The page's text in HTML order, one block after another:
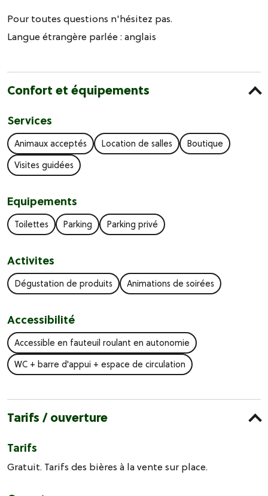
Pour toutes questions n'hésitez pas.
Langue étrangère parlée :anglais
Confort et équipements
Services
Animaux acceptés Location de salles
Boutique
Visites guidées
Equipements
Toilettes Parking Parking privé
Activites
Dégustation de produits Animations de soirées
Accessibilité
Accessible en fauteuil roulant en autonomie
WC + barre d'appui + espace de circulation
Tarifs / ouverture
Tarifs
Gratuit. Tarifs des bières à la vente sur place.